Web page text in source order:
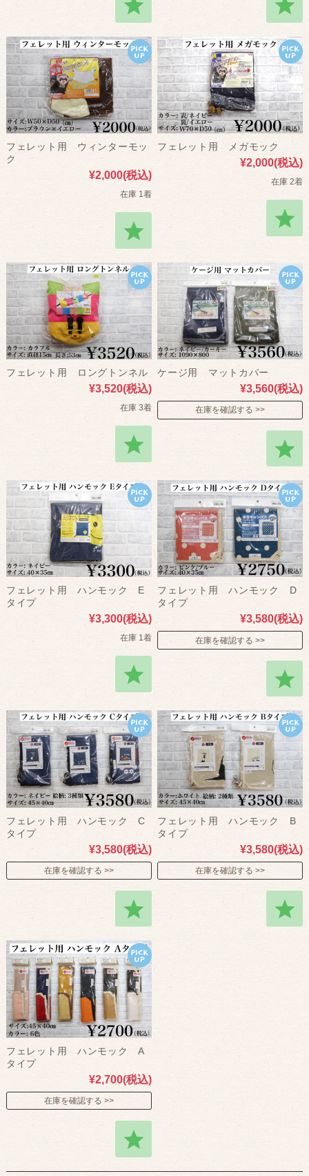
フェレット用 ウィンターモッ
ク
¥2,000(税込)
在庫 1着
フェレット用 メガモック
¥2,000(税込)
在庫 2着
フェレット用 ロングトンネル
¥3,520(税込)
在庫 3着
ケージ用 マットカバー
¥3,560(税込)
在庫を確認する
フェレット用 ハンモック E
タイプ
¥3,300(税込)
在庫 1着
フェレット用 ハンモック D
タイプ
¥3,580(税込)
在庫を確認する
フェレット用 ハンモック C
タイプ
¥3,580(税込)
在庫を確認する
フェレット用 ハンモック B
タイプ
¥3,580(税込)
在庫を確認する
フェレット用 ハンモック A
タイプ
¥2,700(税込)
在庫を確認する